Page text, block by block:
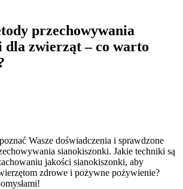
przechowywania
dla zwierząt – co warto
Wasze doświadczenia i sprawdzone
sianokiszonki. Jakie techniki są
jakości sianokiszonki, aby
zdrowe i pożywne pożywienie?